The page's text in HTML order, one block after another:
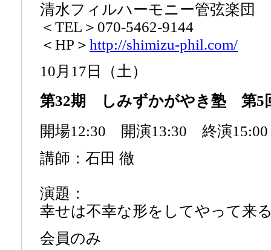
清水フィルハーモニー管弦楽団
＜TEL＞070-5462-9144
＜HP＞ http://shimizu-phil.com/
10月17日（土）
第32期 しみずかがやき塾 第5
開場12:30 開演13:30 終演15:00
講師：石田 徹
演題：
幸せは不幸な形をしてやって来
会員のみ